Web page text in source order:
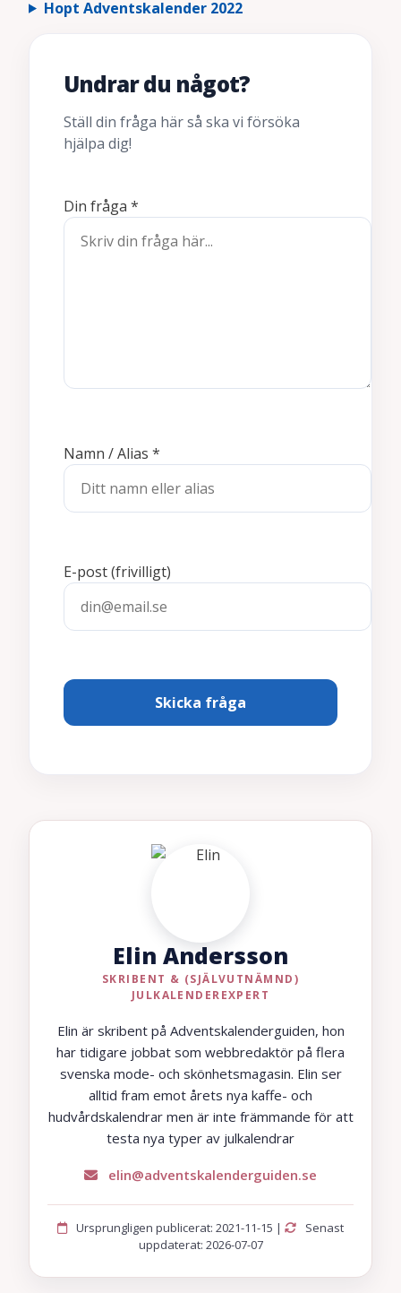
Hopt Adventskalender 2022
Undrar du något?
Ställ din fråga här så ska vi försöka
hjälpa dig!
Din fråga *
Namn / Alias *
E-post(frivilligt)
Elin Andersson
SKRIBENT & (SJÄLVUTNÄMND)
JULKALENDEREXPERT
Elin är skribent på Adventskalenderguiden, hon
har tidigare jobbat som webbredaktör på flera
svenska mode- och skönhetsmagasin. Elin ser
alltid fram emot årets nya kaffe- och
hudvårdskalendrar men är inte främmande för att
testa nya typer av julkalendrar
elin@adventskalenderguiden.se
Ursprungligen publicerat: 2021-11-15 |
Senast
uppdaterat: 2026-07-07